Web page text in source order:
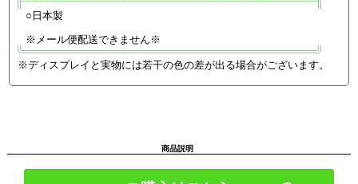
○日本製
※メール便配送できません※
※ディスプレイと実物には若干の色の差が出る場合がございます。
商品説明